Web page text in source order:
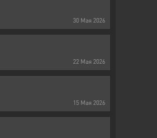
30 Мая 2026
22 Мая 2026
15 Мая 2026